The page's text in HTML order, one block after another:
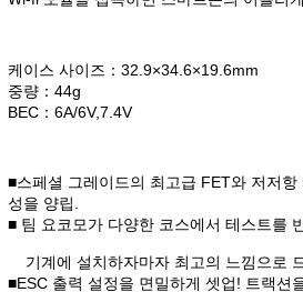
케이스 사이즈：32.9×34.6×19.6mm
중량：44g
BEC：6A/6V,7.4V
■스페셜 그레이드의 최고급 FET와 저저
성을 양립.
■ 팀 요코모가 다양한 코스에서 테스트를
기계에 설치하자마자 최고의 느낌으로
■ESC 출력 설정을 면밀하게 셋업! 트랙션